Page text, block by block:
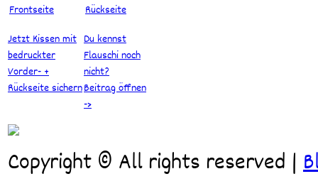
Jetzt Kissen mit
bedruckter
Vorder- +
Rückseite sichern
Du kennst
Flauschi noch
nicht?
Beitrag öffnen
->
Copyright © All rights reserved |